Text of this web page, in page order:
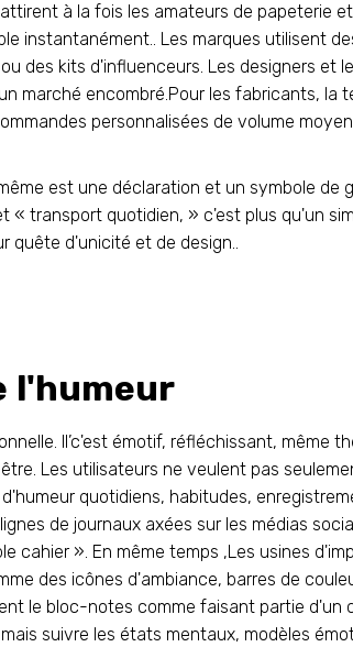
à la fois les amateurs de papeterie
instantanément.. Les marques utilisent
des kits d'influenceurs. Les designers et
marché encombré.Pour les fabricants, la
personnalisées de volume
est une déclaration et un symbole de
transport quotidien, » c'est plus qu'un
quête d'unicité et de design..
l'humeur
Il’c'est émotif, réfléchissant, même
Les utilisateurs ne veulent pas
quotidiens, habitudes,
de journaux axées sur les médias
cahier ». En même temps ,Les usines
des icônes d'ambiance, barres de
le bloc-notes comme faisant partie d'un
suivre les états mentaux, modèles